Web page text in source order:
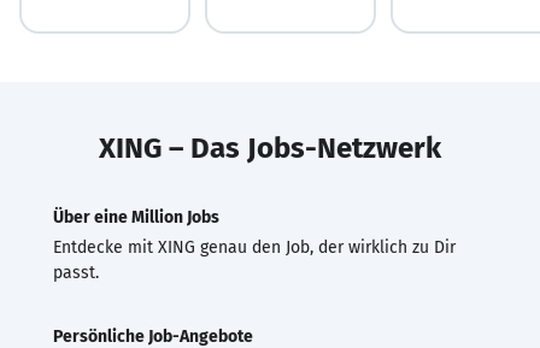
XING – Das Jobs-Netzwerk
Über eine Million Jobs
Entdecke mit XING genau den Job, der wirklich zu Dir
passt.
Persönliche Job-Angebote